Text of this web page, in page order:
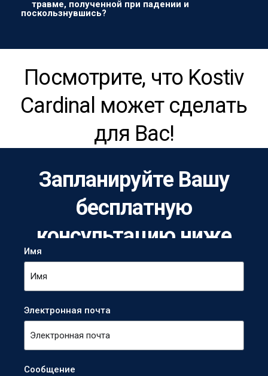
травме, полученной при падении и
поскользнувшись?
Посмотрите, что Kostiv
Cardinal может сделать
для Вас!
Запланируйте Вашу
бесплатную
консультацию ниже
Имя
Электронная почта
Сообщение